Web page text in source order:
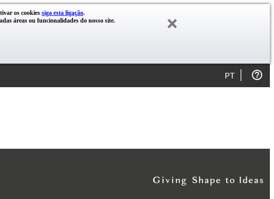
os cookies siga esta ligação.
áreas ou funcionalidades do nosso site.
PT